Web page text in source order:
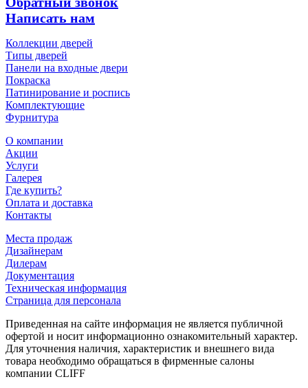
Написать нам
Коллекции дверей
Типы дверей
Панели на входные двери
Покраска
Патинирование и роспись
Комплектующие
Фурнитура
О компании
Акции
Услуги
Галерея
Где купить?
Оплата и доставка
Контакты
Места продаж
Дизайнерам
Дилерам
Документация
Техническая информация
Страница для персонала
Приведенная на сайте информация не является публичной
офертой и носит информационно ознакомительный характер.
Для уточнения наличия, характеристик и внешнего вида
товара необходимо обращаться в фирменные салоны
компании CLIFF